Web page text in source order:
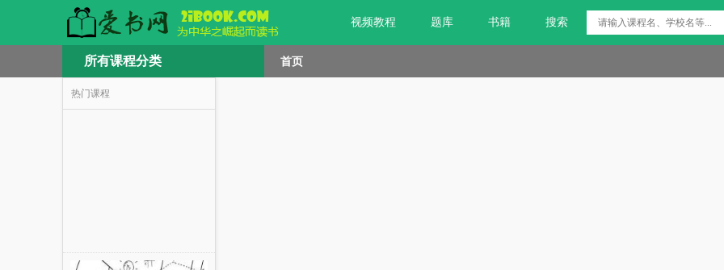
视频教程 题库 书籍 搜索
所有课程分类 首页
热门课程